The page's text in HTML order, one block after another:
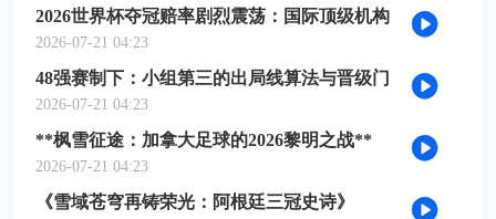
2026世界杯夺冠赔率剧烈震荡：国际顶级机构
最新榜单出炉
2026-07-21 04:23
48强赛制下：小组第三的出局线算法与晋级门
槛推演
2026-07-21 04:23
**枫雪征途：加拿大足球的2026黎明之战**
2026-07-21 04:23
《雪域苍穹再铸荣光：阿根廷三冠史诗》